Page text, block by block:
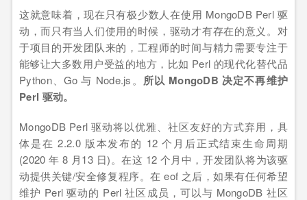
这就意味着，现在只有极少数人在使用 MongoDB Perl 驱
动，而只有当人们使用的时候，驱动才有存在的意义。对
于项目的开发团队来的，工程师的时间与精力需要专注于
能够让大多数用户受益的地方，比如 Perl 的现代化替代品
Python、Go 与 Node.js。 所以 MongoDB 决定不再维护
Perl 驱动。
MongoDB Perl 驱动将以优雅、社区友好的方式弃用，具
体是在 2.2.0 版本发布的 12 个月后正式结束生命周期
(2020 年 8 月13 日)。在这 12 个月中，开发团队将为该驱
动提供关键/安全修复程序。在 eof 之后，如果有任何希望
维护 Perl 驱动的 Perl 社区成员，可以与 MongoDB 社区